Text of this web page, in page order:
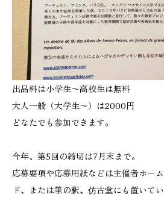
出品料は小学生〜高校生は無料
大人一般（大学生〜）は2000円
どなたでも参加できます。
今年、第5回の締切は7月末まで。
応募要項や応募用紙などは主催者ホー
ド、または筆の駅、仿古堂にも置いてい